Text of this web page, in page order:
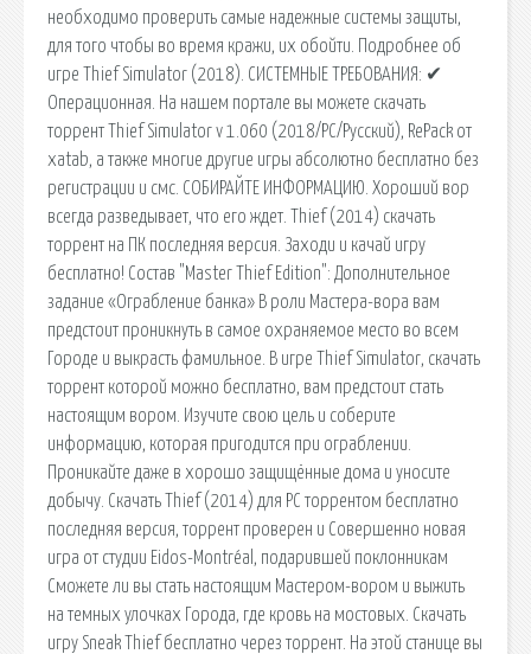
необходимо проверить самые надежные системы защиты,
для того чтобы во время кражи, их обойти. Подробнее об
игре Thief Simulator (2018). СИСТЕМНЫЕ ТРЕБОВАНИЯ: ✔
Операционная. На нашем портале вы можете скачать
торрент Thief Simulator v 1.060 (2018/PC/Русский), RePack от
xatab, а также многие другие игры абсолютно бесплатно без
регистрации и смс. СОБИРАЙТЕ ИНФОРМАЦИЮ. Хороший вор
всегда разведывает, что его ждет. Thief (2014) скачать
торрент на ПК последняя версия. Заходи и качай игру
бесплатно! Состав "Master Thief Edition": Дополнительное
задание «Ограбление банка» В роли Мастера-вора вам
предстоит проникнуть в самое охраняемое место во всем
Городе и выкрасть фамильное. В игре Thief Simulator, скачать
торрент которой можно бесплатно, вам предстоит стать
настоящим вором. Изучите свою цель и соберите
информацию, которая пригодится при ограблении.
Проникайте даже в хорошо защищённые дома и уносите
добычу. Скачать Thief (2014) для PC торрентом бесплатно
последняя версия, торрент проверен и Совершенно новая
игра от студии Eidos-Montréal, подарившей поклонникам
Сможете ли вы стать настоящим Мастером-вором и выжить
на темных улочках Города, где кровь на мостовых. Скачать
игру Sneak Thief бесплатно через торрент. На этой станице вы